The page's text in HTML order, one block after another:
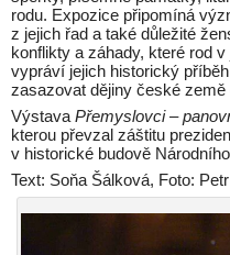
rodu. Expozice připomíná
z jejich řad a také důležité
konflikty a záhady, které rod
vypráví jejich historický
zasazovat dějiny české
Výstava Přemyslovci –
kterou převzal záštitu
v historické budově
Text: Soňa Šálková, Foto: